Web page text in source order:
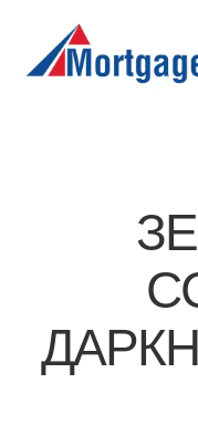
Home